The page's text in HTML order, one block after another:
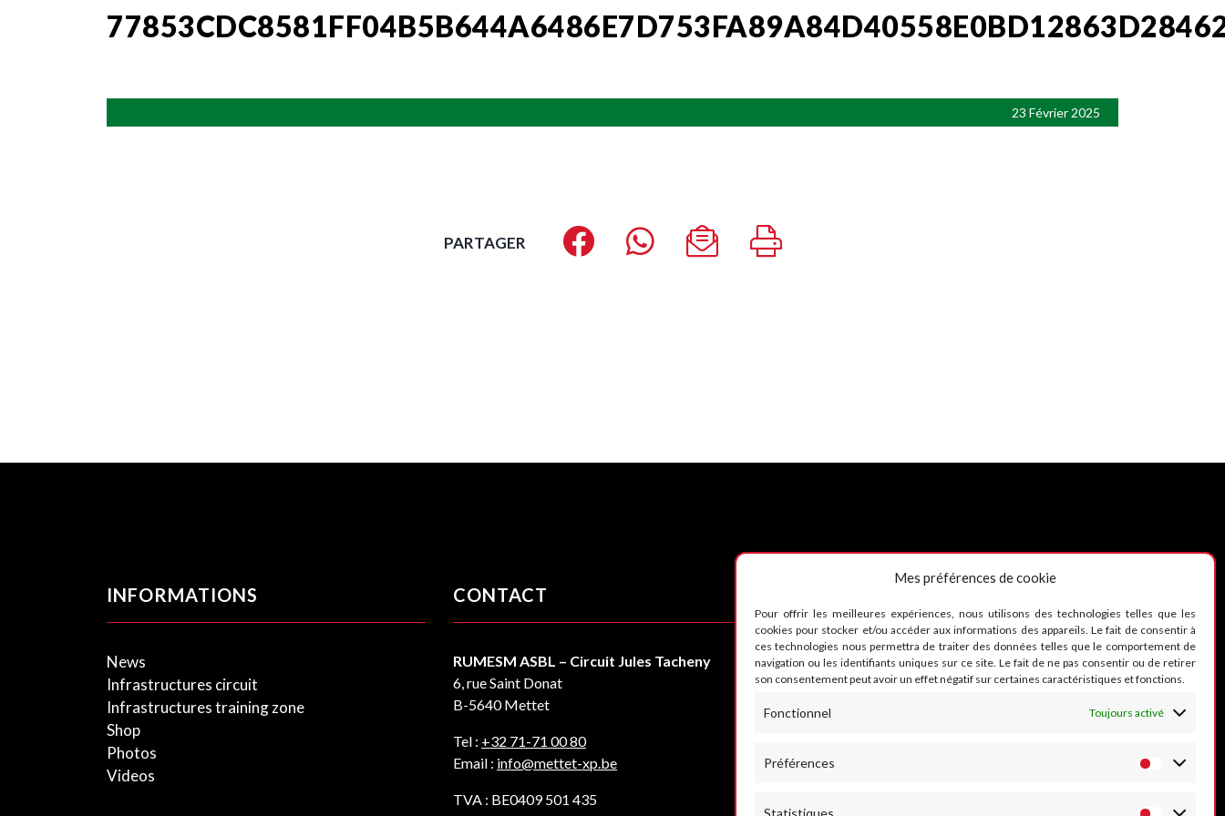
Mes préférences de cookie
Pour offrir les meilleures expériences, nous utilisons des technologies telles que les
cookies pour stocker et/ou accéder aux informations des appareils. Le fait de consentir à
ces technologies nous permettra de traiter des données telles que le comportement de
navigation ou les identifiants uniques sur ce site. Le fait de ne pas consentir ou de retirer
son consentement peut avoir un effet négatif sur certaines caractéristiques et fonctions.
Fonctionnel Toujours activé
Préférences
Statistiques
23 Février 2025
PARTAGER
INFORMATIONS
News
Infrastructures circuit
Infrastructures training zone
Shop
Photos
Videos
CONTACT
RUMESM ASBL – Circuit Jules Tacheny
6, rue Saint Donat
B-5640 Mettet
Tel : +32 71-71 00 80
Email : info@mettet-xp.be
TVA : BE0409 501 435